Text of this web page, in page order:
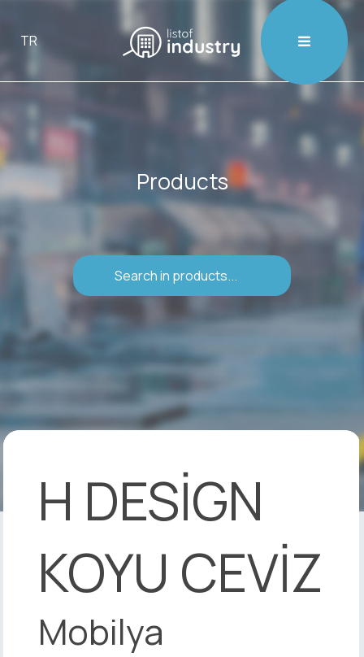

TR
Products
H DESİGN
KOYU CEVİZ
Mobilya